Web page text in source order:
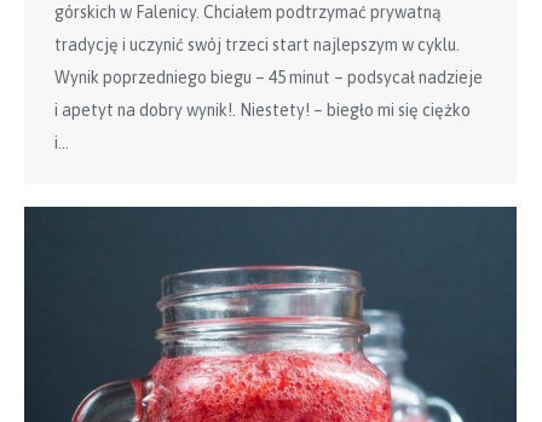
górskich w Falenicy. Chciałem podtrzymać prywatną
tradycję i uczynić swój trzeci start najlepszym w cyklu.
Wynik poprzedniego biegu – 45 minut – podsycał nadzieje
i apetyt na dobry wynik!. Niestety! – biegło mi się ciężko
i…